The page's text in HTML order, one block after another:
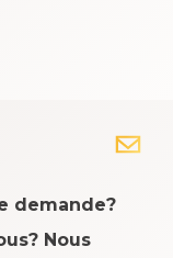
demande?
Nous